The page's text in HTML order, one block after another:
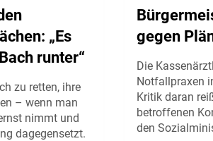
„Es
runter“
zu retten, ihre
– wenn man
nimmt und
dagegensetzt.
gegen
Die
Notfallpraxen
Kritik daran
betroffenen
den